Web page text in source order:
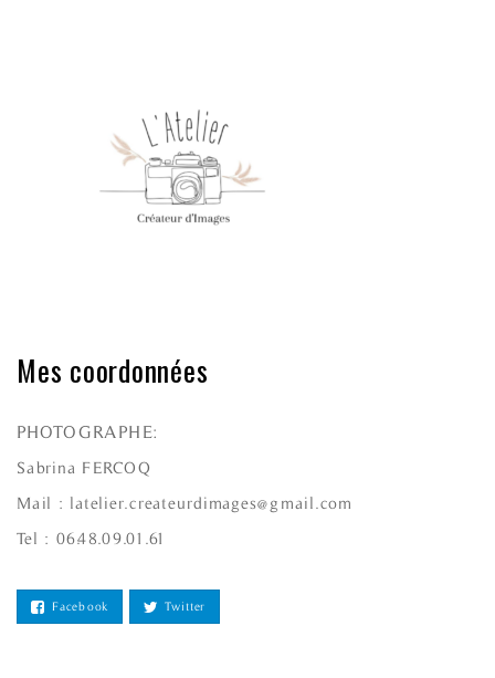
Mes coordonnées
PHOTOGRAPHE:
Sabrina FERCOQ
Mail : latelier.createurdimages@gmail.com
Tel : 06.48.09.01.61
Facebook Twitter